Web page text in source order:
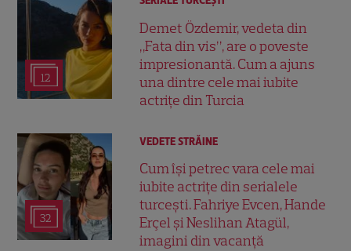
12
Demet Özdemir, vedeta din
„Fata din vis”, are o poveste
impresionantă. Cum a ajuns
una dintre cele mai iubite
actrițe din Turcia
32
VEDETE STRĂINE
Cum își petrec vara cele mai
iubite actrițe din serialele
turcești. Fahriye Evcen, Hande
Erçel și Neslihan Atagül,
imagini din vacanță